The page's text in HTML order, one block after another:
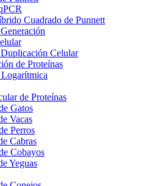
Cuadrado de Punnett
Celular
de Proteínas
de Proteínas
Gatos
Vacas
Perros
Cabras
Cobayos
Yeguas